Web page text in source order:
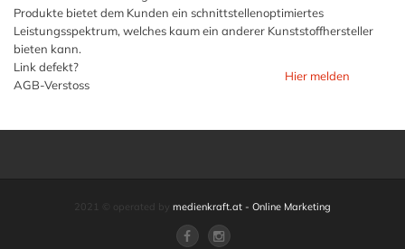
Produkte bietet dem Kunden ein schnittstellenoptimiertes
Leistungsspektrum, welches kaum ein anderer Kunststoffhersteller
bieten kann.
Link defekt?
AGB-Verstoss
Hier melden
2021 © operated by medienkraft.at - Online Marketing